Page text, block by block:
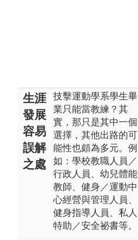
生涯
發展
容易
誤解
之處
技擊運動學系學生畢
業只能當教練？其
實，那只是其中一個
選擇，其他出路的可
能性也頗為多元。例
如：學校教職人員／
行政人員、幼兒體能
教師、健身／運動中
心經營與管理人員、
健身指導人員、私人
特助／安全祕書等。